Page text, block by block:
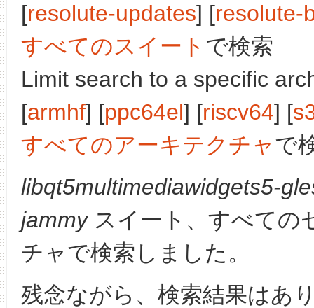
[resolute-updates] [resolute-
すべてのスイート で検索
Limit search to a specific
[armhf] [ppc64el] [riscv64] [
すべてのアーキテクチャで
libqt5multimediawidgets5-
jammyスイート、すべての
チャで検索しました。
残念ながら、検索結果はあ